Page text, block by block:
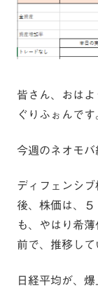
皆さん、おは
ぐりふぉんです
今週のネオモバ
ディフェンシ
後、株価は、
も、やはり希
前で、推移して
日経平均が、